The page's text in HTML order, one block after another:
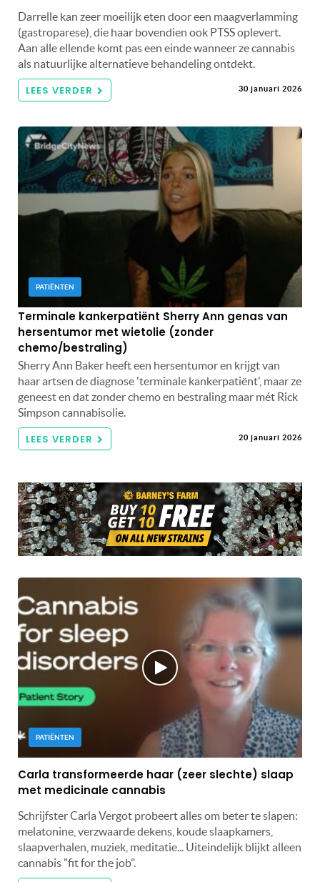
Darrelle kan zeer moeilijk eten door een maagverlamming
(gastroparese), die haar bovendien ook PTSS oplevert.
Aan alle ellende komt pas een einde wanneer ze cannabis
als natuurlijke alternatieve behandeling ontdekt.
LEES VERDER 30 januari 2026
PATIËNTEN
Terminale kankerpatiënt Sherry Ann genas van
hersentumor met wietolie (zonder
chemo/bestraling)
Sherry Ann Baker heeft een hersentumor en krijgt van
haar artsen de diagnose 'terminale kankerpatiënt', maar ze
geneest en dat zonder chemo en bestraling maar mét Rick
Simpson cannabisolie.
LEES VERDER 20 januari 2026
PATIËNTEN
Carla transformeerde haar (zeer slechte) slaap
met medicinale cannabis
Schrijfster Carla Vergot probeert alles om beter te slapen:
melatonine, verzwaarde dekens, koude slaapkamers,
slaapverhalen, muziek, meditatie... Uiteindelijk blijkt alleen
cannabis "fit for the job".